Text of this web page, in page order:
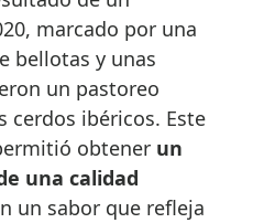
marcado por una
bellotas y unas
un pastoreo
cerdos ibéricos. Este
obtener un
una calidad
un sabor que refleja